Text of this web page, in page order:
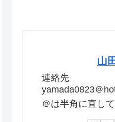
山田
連絡先
yamada0823＠
＠は半角に直し